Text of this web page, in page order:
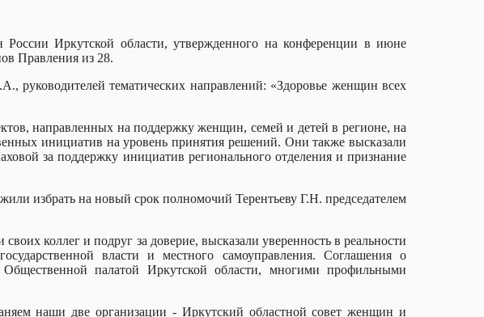
Иркутской области, утвержденного на конференции в июне
Правления из 28.
руководителей тематических направлений: «Здоровье женщин всех
направленных на поддержку женщин, семей и детей в регионе, на
инициатив на уровень принятия решений. Они также высказали
за поддержку инициатив регионального отделения и признание
избрать на новый срок полномочий Терентьеву Г.Н. председателем
коллег и подруг за доверие, высказали уверенность в реальности
власти и местного самоуправления. Соглашения о
палатой Иркутской области, многими профильными
наши две организации - Иркутский областной совет женщин и